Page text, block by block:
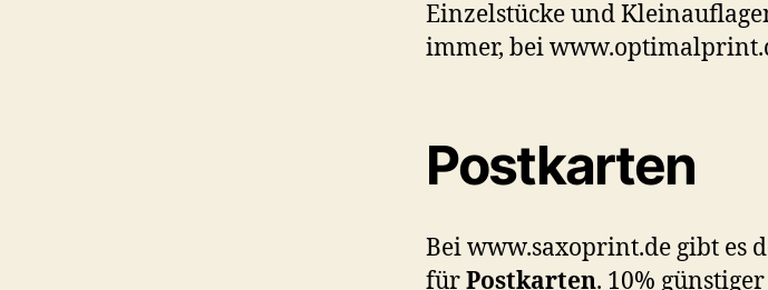
Einzelstücke und
immer, bei
Postkarten
Bei www.saxoprint.de gibt es
fürPostkarten. 10%